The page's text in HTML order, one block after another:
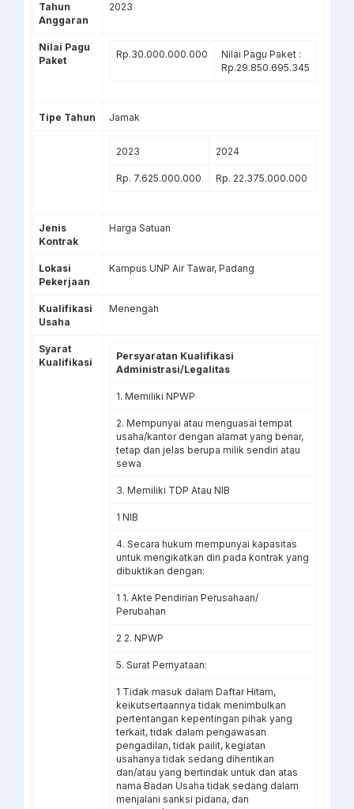
Tahun
Anggaran
2023
Nilai Pagu
Paket
Rp.30.000.000.000
Nilai Pagu Paket :
Rp.29.850.695.345
Tipe Tahun Jamak
2023 2024
Rp. 7.625.000.000 Rp. 22.375.000.000
Jenis
Kontrak
Harga Satuan
Lokasi
Pekerjaan
Kampus UNP Air Tawar, Padang
Kualifikasi
Usaha
Menengah
Syarat
Kualifikasi
Persyaratan Kualifikasi
Administrasi/Legalitas
1. Memiliki NPWP
2. Mempunyai atau menguasai tempat
usaha/kantor dengan alamat yang benar,
tetap dan jelas berupa milik sendiri atau
sewa
3. Memiliki TDP Atau NIB
1 NIB
4. Secara hukum mempunyai kapasitas
untuk mengikatkan diri pada kontrak yang
dibuktikan dengan:
1 1. Akte Pendirian Perusahaan/
Perubahan
2 2. NPWP
5. Surat Pernyataan:
1 Tidak masuk dalam Daftar Hitam,
keikutsertaannya tidak menimbulkan
pertentangan kepentingan pihak yang
terkait, tidak dalam pengawasan
pengadilan, tidak pailit, kegiatan
usahanya tidak sedang dihentikan
dan/atau yang bertindak untuk dan atas
nama Badan Usaha tidak sedang dalam
menjalani sanksi pidana, dan